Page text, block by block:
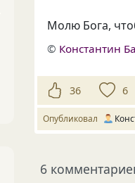
Молю Бога,
© Константин
36 6
Опубликовал
6